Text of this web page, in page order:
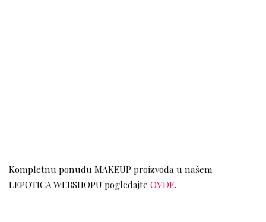
Kompletnu ponudu MAKEUP proizvoda u našem
LEPOTICA WEBSHOPU pogledajte OVDE.